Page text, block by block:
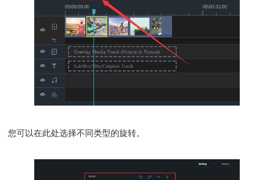
您可以在此处选择不同类型的旋转。